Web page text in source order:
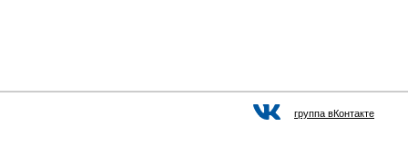
группа вКонтакте